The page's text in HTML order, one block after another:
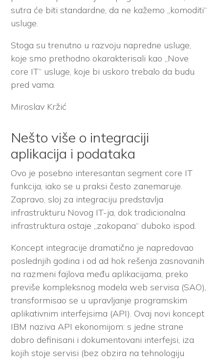
sutra će biti standardne, da ne kažemo „komoditi“
usluge.
Stoga su trenutno u razvoju napredne usluge,
koje smo prethodno okarakterisali kao „Nove
core IT“ usluge, koje bi uskoro trebalo da budu
pred vama.
Miroslav Kržić
Nešto više o integraciji
aplikacija i podataka
Ovo je posebno interesantan segment core IT
funkcija, iako se u praksi često zanemaruje.
Zapravo, sloj za integraciju predstavlja
infrastrukturu Novog IT-ja, dok tradicionalna
infrastruktura ostaje „zakopana“ duboko ispod.
Koncept integracije dramatično je napredovao
poslednjih godina i od ad hok rešenja zasnovanih
na razmeni fajlova među aplikacijama, preko
previše kompleksnog modela web servisa (SAO),
transformisao se u upravljanje programskim
aplikativnim interfejsima (API). Ovaj novi koncept
IBM naziva API ekonomijom: s jedne strane
dobro definisani i dokumentovani interfejsi, iza
kojih stoje servisi (bez obzira na tehnologiju